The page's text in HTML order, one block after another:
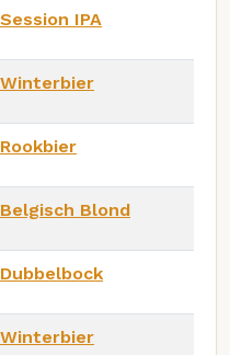
Session IPA
Winterbier
Rookbier
Belgisch Blond
Dubbelbock
Winterbier